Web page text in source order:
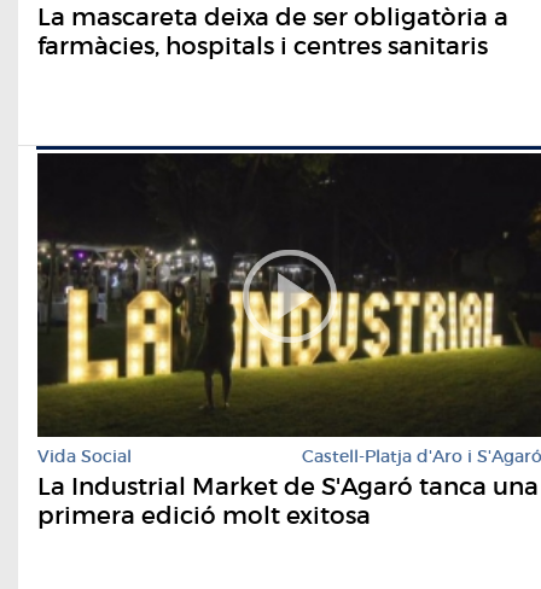
La mascareta deixa de ser obligatòria a
farmàcies, hospitals i centres sanitaris
Vida Social Castell-Platja d'Aro i S'Agaró
La Industrial Market de S'Agaró tanca una
primera edició molt exitosa